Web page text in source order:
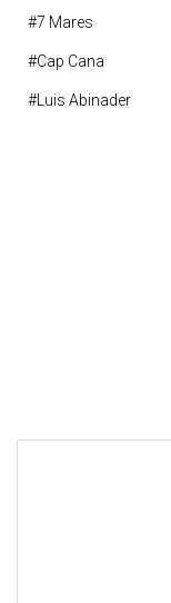
#7 Mares
#cap Cana
#luis Abinader